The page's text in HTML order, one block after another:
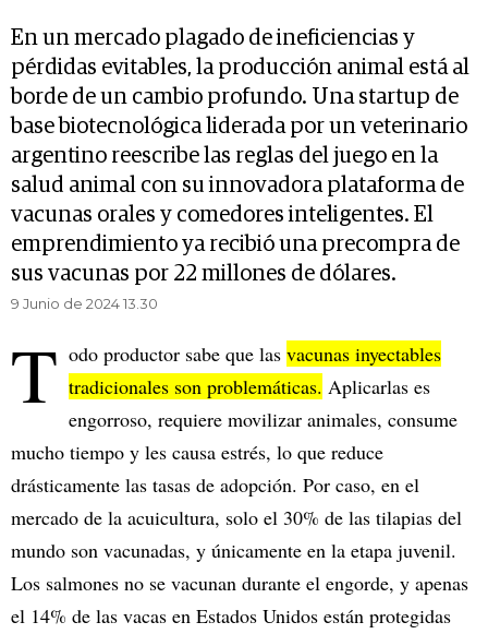
En un mercado plagado de ineficiencias y
pérdidas evitables, la producción animal está al
borde de un cambio profundo. Una startup de
base biotecnológica liderada por un veterinario
argentino reescribe las reglas del juego en la
salud animal con su innovadora plataforma de
vacunas orales y comedores inteligentes. El
emprendimiento ya recibió una precompra de
sus vacunas por 22 millones de dólares.
9 Junio de 2024 13.30
T odo productor sabe que las vacunas inyectables
tradicionales son problemáticas. Aplicarlas es
engorroso, requiere movilizar animales, consume
mucho tiempo y les causa estrés, lo que reduce
drásticamente las tasas de adopción. Por caso, en el
mercado de la acuicultura, solo el 30% de las tilapias del
mundo son vacunadas, y únicamente en la etapa juvenil.
Los salmones no se vacunan durante el engorde, y apenas
el 14% de las vacas en Estados Unidos están protegidas